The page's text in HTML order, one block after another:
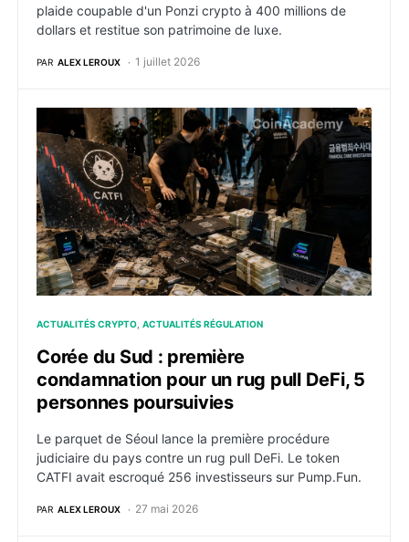
plaide coupable d'un Ponzi crypto à 400 millions de
dollars et restitue son patrimoine de luxe.
PAR ALEX LEROUX 1 juillet 2026
Corée du Sud : première condamnation pour un rug
ACTUALITÉS CRYPTO ACTUALITÉS RÉGULATION
Corée du Sud : première
condamnation pour un rug pull DeFi, 5
personnes poursuivies
Le parquet de Séoul lance la première procédure
judiciaire du pays contre un rug pull DeFi. Le token
CATFI avait escroqué 256 investisseurs sur Pump.Fun.
PAR ALEX LEROUX 27 mai 2026